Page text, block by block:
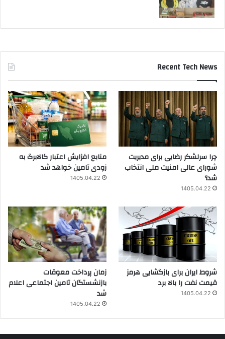
Recent Tech News
چرا سرلشکر رضایی برای مدیریت
شورای عالی امنیت ملی انتخاب
شد؟
1405.04.22
منابع افزایش اعتبار کالابرگ به
زودی تامین خواهد شد
1405.04.22
شروط ایران برای بازگشایی هرمز
قیمت نفت را بالا برد
1405.04.22
زمان پرداخت معوقات
بازنشستگان تامین اجتماعی اعلام
شد
1405.04.22